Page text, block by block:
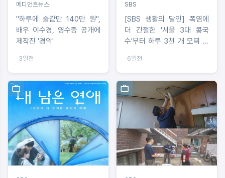
메디먼트뉴스
"하루에 술값만 140만 원",
배우 이수경, 영수증 공개에
제작진 '경악'
3일전
SBS
[SBS 생활의 달인] 폭염에
더 간절한 '서울 3대 콩국
수'부터 하루 3천 개 모찌 치
달인’
6일전